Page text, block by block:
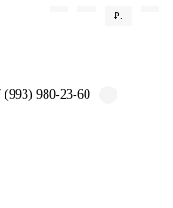
₽.
(993) 980-23-60